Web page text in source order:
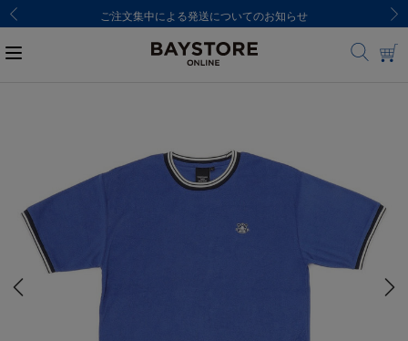
ご注文集中による発送についてのお知らせ